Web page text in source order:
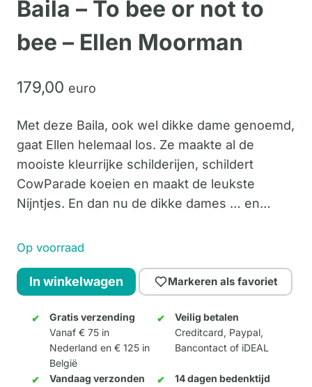
Baila – To bee or not to
bee – Ellen Moorman
179,00 euro
Met deze Baila, ook wel dikke dame genoemd,
gaat Ellen helemaal los. Ze maakte al de
mooiste kleurrijke schilderijen, schildert
CowParade koeien en maakt de leukste
Nijntjes. En dan nu de dikke dames … en…
Op voorraad
Baila
-
In winkelwagen Markeren als favoriet
Gratis verzending
Vanaf € 75 in
Nederland en € 125 in
België
Veilig betalen
Creditcard, Paypal,
Bancontact of iDEAL
Vandaag verzonden
14 dagen bedenktijd